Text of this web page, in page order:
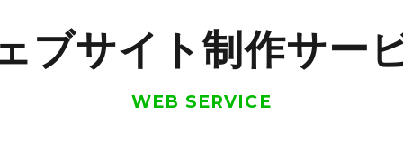
ブサイト制作サー
WEB SERVICE